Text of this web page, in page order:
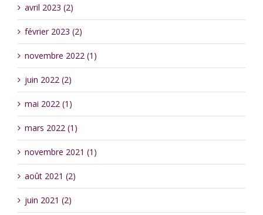
avril 2023 (2)
février 2023 (2)
novembre 2022 (1)
juin 2022 (2)
mai 2022 (1)
mars 2022 (1)
novembre 2021 (1)
août 2021 (2)
juin 2021 (2)